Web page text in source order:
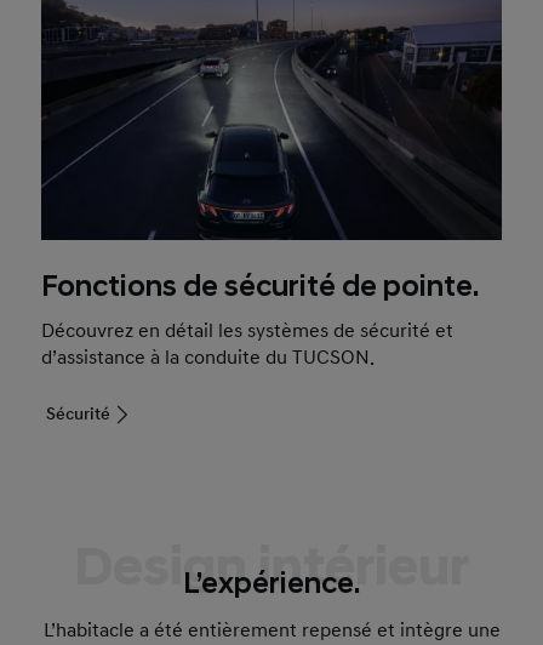
Fonctions de sécurité de pointe.
Découvrez en détail les systèmes de sécurité et
d’assistance à la conduite du TUCSON.
Sécurité
Design intérieur
L’expérience.
L’habitacle a été entièrement repensé et intègre une